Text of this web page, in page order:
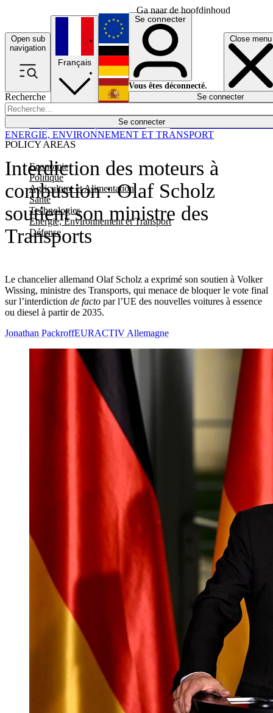
Ga naar de hoofdinhoud
Open sub
navigation
Close menu
Recherche
Se connecter
POLICY AREAS
Economie
Politique
Agriculture et Alimentation
Santé
Technologies
Energie, Environnement et Transport
Défense
Économie
Français
English
Deutsch
Español
Se connecter
Vous êtes déconnecté.
Se connecter
Interdiction des moteurs à
combustion : Olaf Scholz
soutient son ministre des
Transports
Le chancelier allemand Olaf Scholz a exprimé son soutien à Volker
Wissing, ministre des Transports, qui menace de bloquer le vote final
sur l’interdiction de facto par l’UE des nouvelles voitures à essence
ou diesel à partir de 2035.
ENERGIE, ENVIRONNEMENT ET TRANSPORT
Jonathan PackroffEURACTIV Allemagne